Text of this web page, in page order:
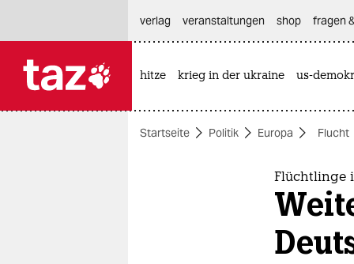
themen
verlag
veranstaltungen shop fragen
hitze krieg in der ukraine us-
Startseite Politik Europa Flucht
Flüchtlinge